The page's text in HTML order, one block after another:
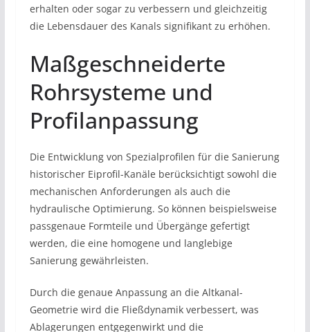
erhalten oder sogar zu verbessern und gleichzeitig
die Lebensdauer des Kanals signifikant zu erhöhen.
Maßgeschneiderte
Rohrsysteme und
Profilanpassung
Die Entwicklung von Spezialprofilen für die Sanierung
historischer Eiprofil-Kanäle berücksichtigt sowohl die
mechanischen Anforderungen als auch die
hydraulische Optimierung. So können beispielsweise
passgenaue Formteile und Übergänge gefertigt
werden, die eine homogene und langlebige
Sanierung gewährleisten.
Durch die genaue Anpassung an die Altkanal-
Geometrie wird die Fließdynamik verbessert, was
Ablagerungen entgegenwirkt und die